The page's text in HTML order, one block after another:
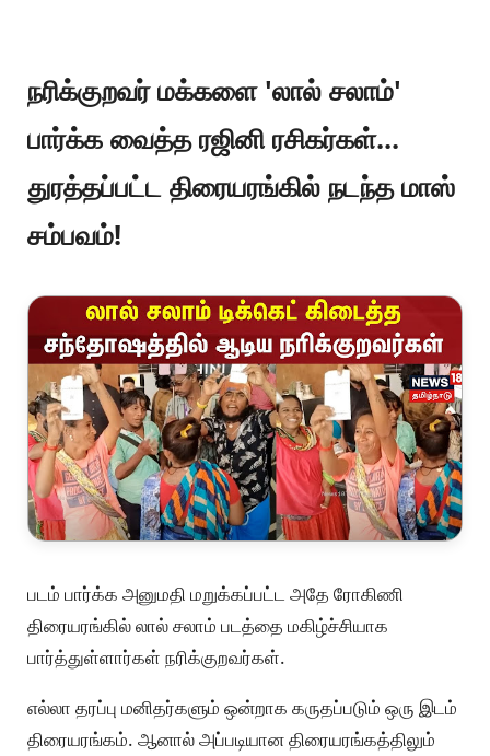
நரிக்குறவர் மக்களை 'லால் சலாம்'
பார்க்க வைத்த ரஜினி ரசிகர்கள்...
துரத்தப்பட்ட திரையரங்கில் நடந்த மாஸ்
சம்பவம்!
படம் பார்க்க அனுமதி மறுக்கப்பட்ட அதே ரோகிணி
திரையரங்கில் லால் சலாம் படத்தை மகிழ்ச்சியாக
பார்த்துள்ளார்கள் நரிக்குறவர்கள்.
எல்லா தரப்பு மனிதர்களும் ஒன்றாக கருதப்படும் ஒரு இடம்
திரையரங்கம். ஆனால் அப்படியான திரையரங்கத்திலும்